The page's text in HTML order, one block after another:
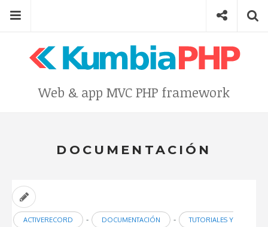
content
Menu
Type your search keyword, and press enter to search
Social
Web & app MVC PHP framework
DOCUMENTACIÓN
ACTIVERECORD - DOCUMENTACIÓN - TUTORIALES Y